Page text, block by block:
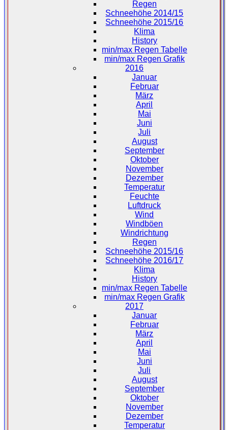
Regen
Schneehöhe 2014/15
Schneehöhe 2015/16
Klima
History
min/max Regen Tabelle
min/max Regen Grafik
2016
Januar
Februar
März
April
Mai
Juni
Juli
August
September
Oktober
November
Dezember
Temperatur
Feuchte
Luftdruck
Wind
Windböen
Windrichtung
Regen
Schneehöhe 2015/16
Schneehöhe 2016/17
Klima
History
min/max Regen Tabelle
min/max Regen Grafik
2017
Januar
Februar
März
April
Mai
Juni
Juli
August
September
Oktober
November
Dezember
Temperatur